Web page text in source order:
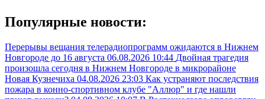
Популярные новости:
Перерывы вещания телерадиопрограмм ожидаются в Нижнем
Новгороде до 16 августа 06.08.2026 10:44 Двойная трагедия
произошла сегодня в Нижнем Новгороде в микрорайоне
Новая Кузнечиха 04.08.2026 23:03 Как устраняют последствия
пожара в конно-спортивном клубе "Аллюр" и где нашли